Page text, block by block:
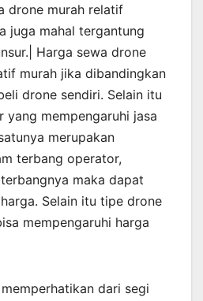
drone murah relatif
juga mahal tergantung
Harga sewa drone
murah jika dibandingkan
drone sendiri. Selain itu
yang mempengaruhi jasa
merupakan
terbang operator,
maka dapat
Selain itu tipe drone
mempengaruhi harga
dari segi